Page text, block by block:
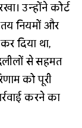
उन्होंने कोर्ट
तय नियमों और
दिया था,
से सहमत
को पूरी
करने का